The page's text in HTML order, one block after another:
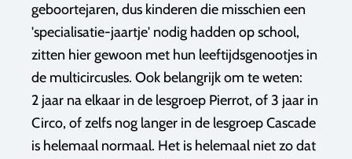
geboortejaren, dus kinderen die misschien een
'specialisatie-jaartje' nodig hadden op school,
zitten hier gewoon met hun leeftijdsgenootjes in
de multicircusles. Ook belangrijk om te weten:
2 jaar na elkaar in de lesgroep Pierrot, of 3 jaar in
Circo, of zelfs nog langer in de lesgroep Cascade
is helemaal normaal. Het is helemaal niet zo dat